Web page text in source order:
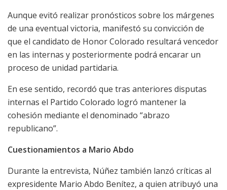
Aunque evitó realizar pronósticos sobre los márgenes
de una eventual victoria, manifestó su convicción de
que el candidato de Honor Colorado resultará vencedor
en las internas y posteriormente podrá encarar un
proceso de unidad partidaria.
En ese sentido, recordó que tras anteriores disputas
internas el Partido Colorado logró mantener la
cohesión mediante el denominado “abrazo
republicano”.
Cuestionamientos a Mario Abdo
Durante la entrevista, Núñez también lanzó críticas al
expresidente Mario Abdo Benítez, a quien atribuyó una